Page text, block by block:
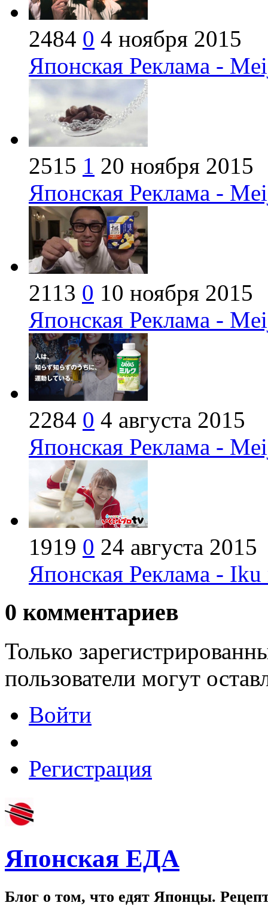
2484 0 4 ноября 2015
Японская Реклама -
2515 1 20 ноября 2015
Японская Реклама -
2113 0 10 ноября 2015
Японская Реклама -
2284 0 4 августа 2015
Японская Реклама -
1919 0 24 августа 2015
Японская Реклама -
0 комментариев
Только
пользователи могут
Войти
Регистрация
Японская ЕДА
Блог о том, что едят Японцы.